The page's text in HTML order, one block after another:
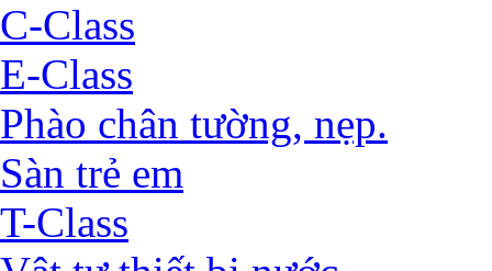
C-Class
E-Class
Phào chân tường, nẹp.
Sàn trẻ em
T-Class